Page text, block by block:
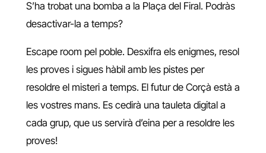
S’ha trobat una bomba a la Plaça del Firal. Podràs
desactivar-la a temps?
Escape room pel poble. Desxifra els enigmes, resol
les proves i sigues hàbil amb les pistes per
resoldre el misteri a temps. El futur de Corçà està a
les vostres mans. Es cedirà una tauleta digital a
cada grup, que us servirà d’eina per a resoldre les
proves!